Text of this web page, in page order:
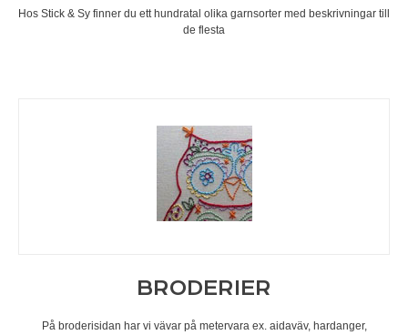
Hos Stick & Sy finner du ett hundratal olika garnsorter med beskrivningar till
de flesta
BRODERIER
På broderisidan har vi vävar på metervara ex. aidaväv, hardanger,